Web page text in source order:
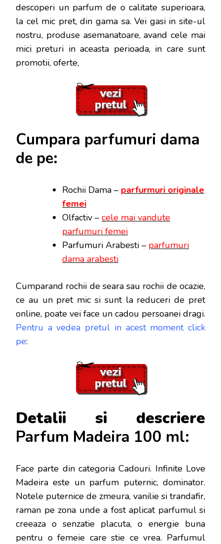
descoperi un parfum de o calitate superioara,
la cel mic pret, din gama sa. Vei gasi in site-ul
nostru, produse asemanatoare, avand cele mai
mici preturi in aceasta perioada, in care sunt
promotii, oferte,
Cumpara parfumuri dama
de pe:
Rochii Dama – parfurmuri originale
femei
Olfactiv – cele mai vandute
parfumuri femei
Parfumuri Arabesti – parfumuri
dama arabesti
Cumparand rochii de seara sau rochii de ocazie,
ce au un pret mic si sunt la reduceri de pret
online, poate vei face un cadou persoanei dragi.
Pentru a vedea pretul in acest moment click
pe:
Detalii si descriere
Parfum Madeira 100 ml:
Face parte din categoria Cadouri. Infinite Love
Madeira este un parfum puternic, dominator.
Notele puternice de zmeura, vanilie si trandafir,
raman pe zona unde a fost aplicat parfumul si
creeaza o senzatie placuta, o energie buna
pentru o femeie care stie ce vrea. Parfumul